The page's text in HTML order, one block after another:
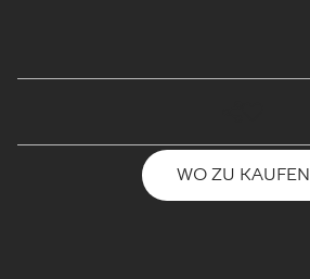
WO ZU KAUFEN